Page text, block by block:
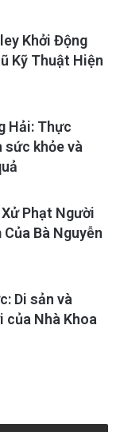
Hội Đồng
quỹ.
Trị cũng đã
Lập Danh
Tàng Việt
thành viên
họ sẽ tiếp
IRCC-Viet
Khởi Động
Kỹ Thuật Hiện
Hải: Thực
sức khỏe và
Phạt Người
Bà Nguyễn
Di sản và
của Nhà Khoa